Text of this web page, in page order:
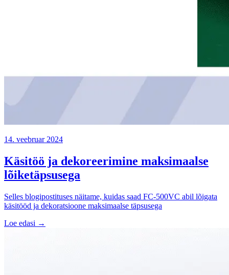
14. veebruar 2024
Käsitöö ja dekoreerimine maksimaalse
lõiketäpsusega
Selles blogipostituses näitame, kuidas saad FC-500VC abil lõigata
käsitööd ja dekoratsioone maksimaalse täpsusega
Loe edasi →